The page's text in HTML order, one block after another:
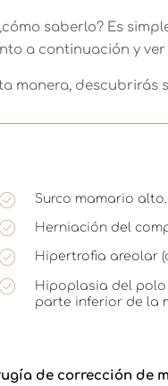
saberlo? Es
a continuación y
manera, descubrirás
Surco mamario alto.
Herniación del
Hipertrofia areolar
Hipoplasia del
parte inferior de la
de corrección de